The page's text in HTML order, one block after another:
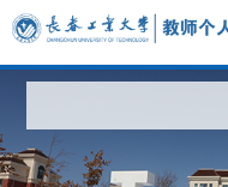
科学研究